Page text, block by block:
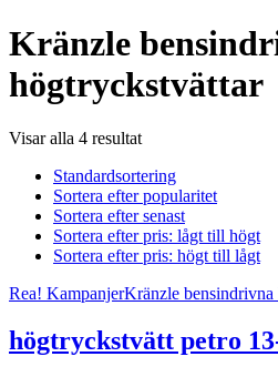
Kränzle
högtryckstvättar
Visar alla 4 resultat
Standardsortering
Sortera efter popularitet
Sortera efter senast
Sortera efter pris: lågt till högt
Sortera efter pris: högt till lågt
Rea! KampanjerKränzle
högtryckstvätt petro